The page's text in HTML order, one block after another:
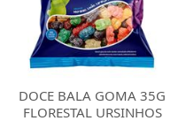
DOCE BALA GOMA 35G
FLORESTAL URSINHOS